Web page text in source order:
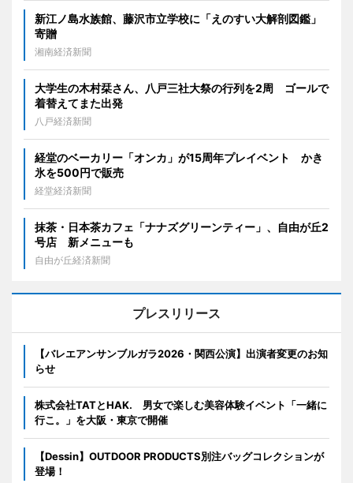
新江ノ島水族館、藤沢市立学校に「えのすい大解剖図鑑」
寄贈
湘南経済新聞
大学生の木村栞さん、八戸三社大祭の行列を2周 ゴールで
着替えてまた出発
八戸経済新聞
経堂のベーカリー「オンカ」が15周年プレイベント かき
氷を500円で販売
経堂経済新聞
抹茶・日本茶カフェ「ナナズグリーンティー」、自由が丘2
号店 新メニューも
自由が丘経済新聞
プレスリリース
【バレエアンサンブルガラ2026・関西公演】出演者変更のお知
らせ
株式会社TATとHAK. 男女で楽しむ美容体験イベント「一緒に
行こ。」を大阪・東京で開催
【Dessin】OUTDOOR PRODUCTS別注バッグコレクションが
登場！